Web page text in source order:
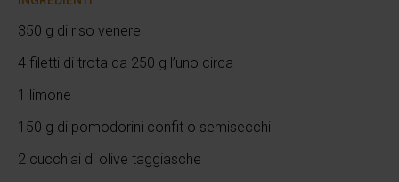
350 g di riso venere
4 filetti di trota da 250 g l’uno circa
1 limone
150 g di pomodorini confit o semisecchi
2 cucchiai di olive taggiasche